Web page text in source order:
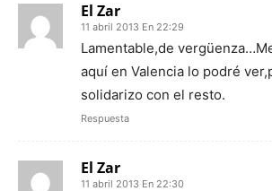
El Zar
11 abril 2013 En 22:29
Lamentable,de
aquí en Valencia lo podré
solidarizo con el resto.
Respuesta
El Zar
11 abril 2013 En 22:30